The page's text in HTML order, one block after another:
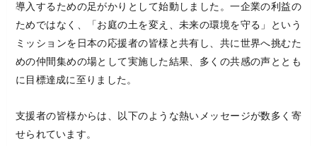
導入するための足がかりとして始動しました。一企業の利益の
ためではなく、「お庭の土を変え、未来の環境を守る」という
ミッションを日本の応援者の皆様と共有し、共に世界へ挑むた
めの仲間集めの場として実施した結果、多くの共感の声ととも
に目標達成に至りました。
支援者の皆様からは、以下のような熱いメッセージが数多く寄
せられています。